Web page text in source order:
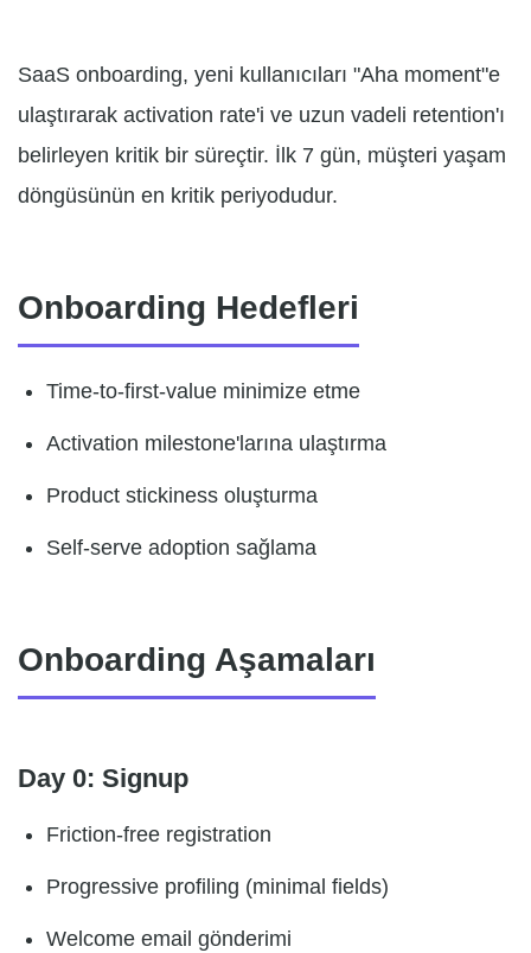
SaaS onboarding, yeni kullanıcıları "Aha moment"e
ulaştırarak activation rate'i ve uzun vadeli retention'ı
belirleyen kritik bir süreçtir. İlk 7 gün, müşteri yaşam
döngüsünün en kritik periyodudur.
Onboarding Hedefleri
Time-to-first-value minimize etme
Activation milestone'larına ulaştırma
Product stickiness oluşturma
Self-serve adoption sağlama
Onboarding Aşamaları
Day 0: Signup
Friction-free registration
Progressive profiling (minimal fields)
Welcome email gönderimi